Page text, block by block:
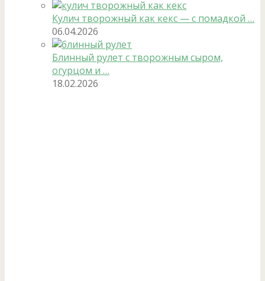
Кулич творожный как кекс — с помадкой …
06.04.2026
Блинный рулет с творожным сыром,
огурцом и …
18.02.2026